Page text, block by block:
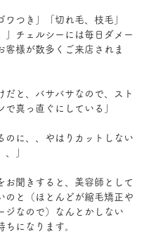
ワつき」「切れ毛、枝毛」
」チェルシーには毎日ダメー
客様が数多くご来店されま
だと、バサバサなので、スト
で真っ直ぐにしている」
のに、、やはりカットしない
、」
お聞きすると、美容師として
のと（ほとんどが縮毛矯正や
ジなので）なんとかしない
ちになります。